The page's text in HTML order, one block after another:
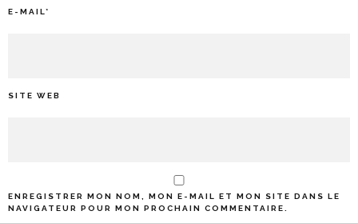
E-MAIL*
SITE WEB
ENREGISTRER MON NOM, MON E-MAIL ET MON SITE DANS LE
NAVIGATEUR POUR MON PROCHAIN COMMENTAIRE.